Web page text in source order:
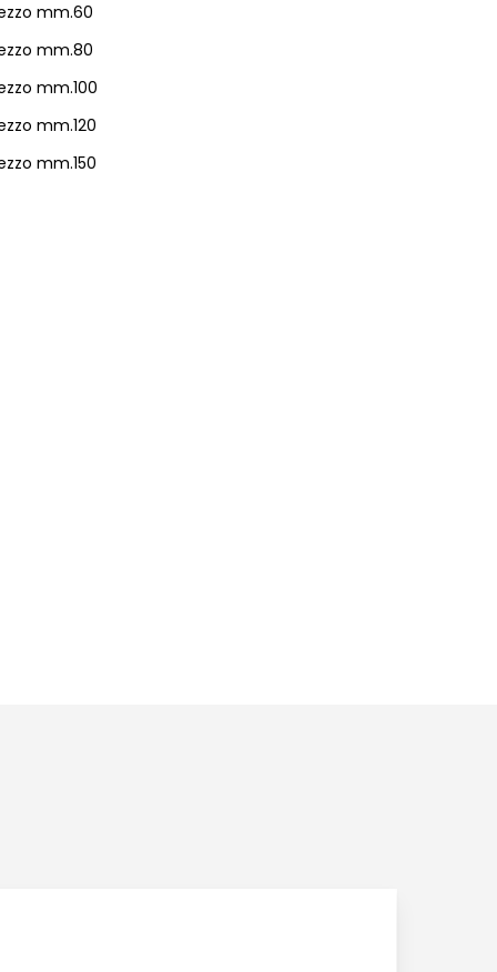
mm.60
mm.80
mm.100
mm.120
mm.150